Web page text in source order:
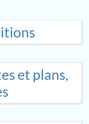
et plans,